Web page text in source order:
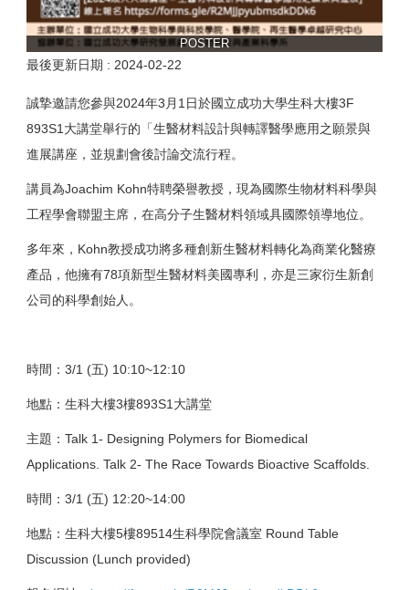
POSTER
最後更新日期 : 2024-02-22
誠摯邀請您參與2024年3月1日於國立成功大學生科大樓3F
893S1大講堂舉行的「生醫材料設計與轉譯醫學應用之願景與
進展講座，並規劃會後討論交流行程。
講員為Joachim Kohn特聘榮譽教授，現為國際生物材料科學與
工程學會聯盟主席，在高分子生醫材料領域具國際領導地位。
多年來，Kohn教授成功將多種創新生醫材料轉化為商業化醫療
產品，他擁有78項新型生醫材料美國專利，亦是三家衍生新創
公司的科學創始人。
時間：3/1 (五) 10:10~12:10
地點：生科大樓3樓893S1大講堂
主題：Talk 1- Designing Polymers for Biomedical
Applications. Talk 2- The Race Towards Bioactive Scaffolds.
時間：3/1 (五) 12:20~14:00
地點：生科大樓5樓89514生科學院會議室 Round Table
Discussion (Lunch provided)